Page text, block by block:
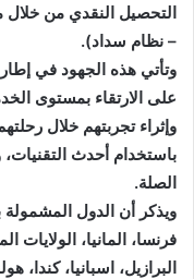
التحصيل النقدي من
– نظام سداد).
وتأتي هذه الجهود في
على الارتقاء بمستوى
وإثراء تجربتهم خلال
باستخدام أحدث
الصلة.
ويذكر أن الدول
فرنسا، المانيا، الولايات
البرازيل، اسبانيا، كندا،